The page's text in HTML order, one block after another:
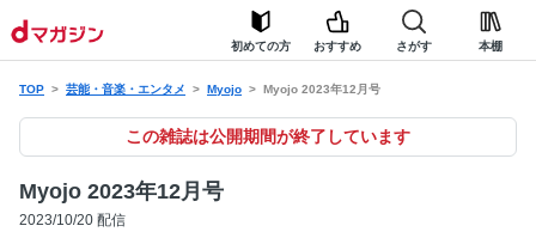
初めての方 おすすめ さがす 本棚
TOP 芸能・音楽・エンタメ Myojo Myojo 2023年12月号
この雑誌は公開期間が終了しています
Myojo 2023年12月号
2023/10/20 配信